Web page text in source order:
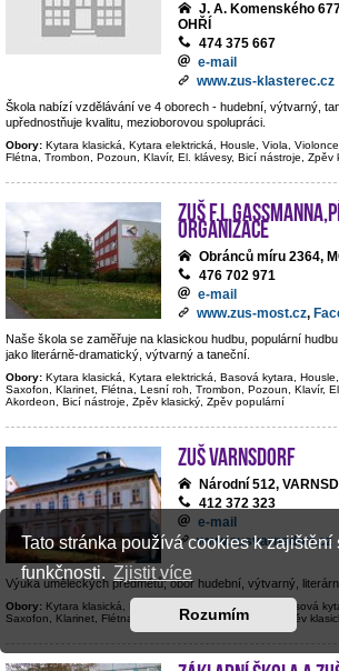
Tato stránka používá cookies k zajištění
funkčnosti. Zjistit více
Rozumím
J. A. Komenského
OHŘÍ
474 375 667
e-mail
www.zus-klasterec.cz
Škola nabízí vzdělávání ve 4 oborech - hudební, výtvarný,
upřednostňuje kvalitu, mezioborovou spolupráci.
Obory: Kytara klasická, Kytara elektrická, Housle, Viola,
Flétna, Trombon, Pozoun, Klavír, El. klávesy, Bicí nástroje, Zpěv
ZUŠ
organizace
Obránců míru 2364,
476 702 971
e-mail
www.zus-most.cz,
Naše škola se zaměřuje na klasickou hudbu, populární
jako literárně-dramatický, výtvarný a taneční.
Obory: Kytara klasická, Kytara elektrická, Basová kytara,
Saxofon, Klarinet, Flétna, Lesní roh, Trombon, Pozoun, Klavír,
Akordeon, Bicí nástroje, Zpěv klasický, Zpěv populární
ZUŠ Varnsdorf
Národní 512,
412 372 323
e-mail
www.zusvarnsdorf.cz
Výuka uměleckých předmětů; obor hudební, výtvarný,
Obory: Kytara klasická, Kytara elektrická, Kontrabas, Basová
Saxofon, Klarinet, Flétna, Hoboj, Klavír, Bicí nástroje, Zpěv